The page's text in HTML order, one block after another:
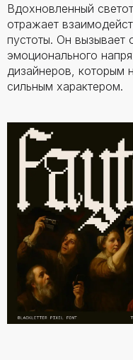
Вдохновленный
отражает
пустоты. Он вызывает
эмоционального
дизайнеров, которым
сильным характером.